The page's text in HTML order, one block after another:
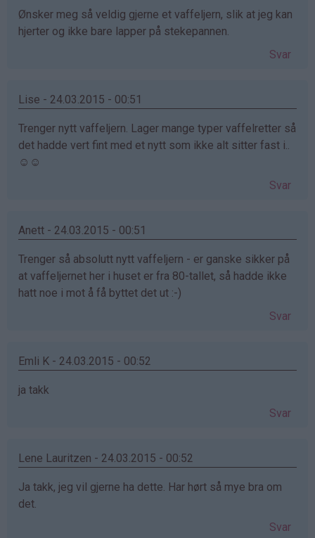
Ønsker meg så veldig gjerne et vaffeljern, slik at jeg kan
hjerter og ikke bare lapper på stekepannen.
Svar
Lise - 24.03.2015 - 00:51
Trenger nytt vaffeljern. Lager mange typer vaffelretter så
det hadde vert fint med et nytt som ikke alt sitter fast i..
☺☺
Svar
Anett - 24.03.2015 - 00:51
Trenger så absolutt nytt vaffeljern - er ganske sikker på
at vaffeljernet her i huset er fra 80-tallet, så hadde ikke
hatt noe i mot å få byttet det ut :-)
Svar
Emli K - 24.03.2015 - 00:52
ja takk
Svar
Lene Lauritzen - 24.03.2015 - 00:52
Ja takk, jeg vil gjerne ha dette. Har hørt så mye bra om
det.
Svar